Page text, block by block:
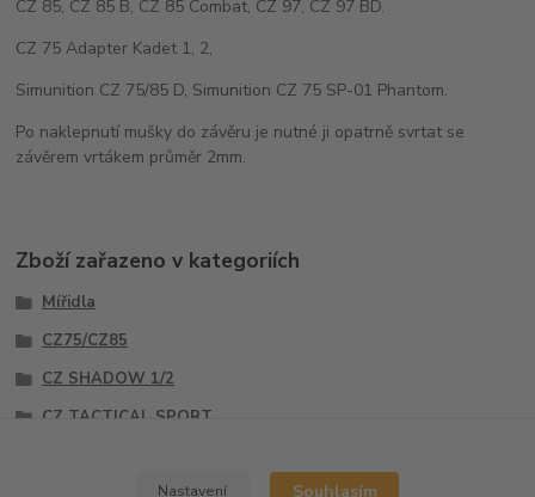
CZ 85, CZ 85 B, CZ 85 Combat, CZ 97, CZ 97 BD.
CZ 75 Adapter Kadet 1, 2,
Simunition CZ 75/85 D, Simunition CZ 75 SP-01 Phantom.
Po naklepnutí mušky do závěru je nutné ji opatrně svrtat se
závěrem vrtákem průměr 2mm.
Zboží zařazeno v kategoriích
Mířidla
CZ75/CZ85
CZ SHADOW 1/2
CZ TACTICAL SPORT
Nastavení Souhlasím